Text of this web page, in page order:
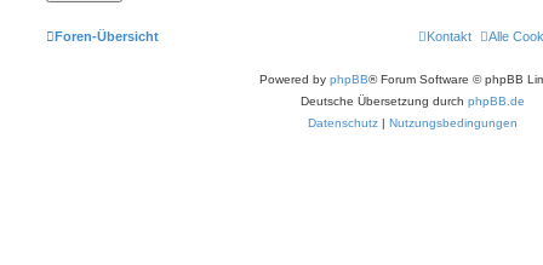
Foren-Übersicht Alle
Kontakt
Powered by phpBB® Forum Software © phpBB
Deutsche Übersetzung durch phpBB.de
Datenschutz | Nutzungsbedingungen